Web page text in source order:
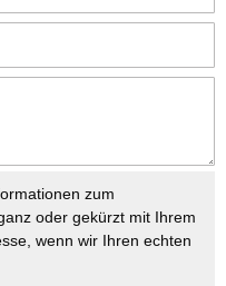
zum
oder gekürzt mit Ihrem
wenn wir Ihren echten